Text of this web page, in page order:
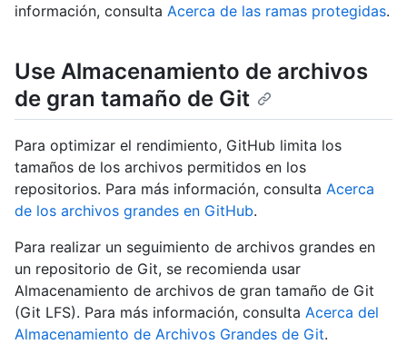
información, consulta Acerca de las ramas protegidas.
Use Almacenamiento de archivos
de gran tamaño de Git
Para optimizar el rendimiento, GitHub limita los
tamaños de los archivos permitidos en los
repositorios. Para más información, consulta Acerca
de los archivos grandes en GitHub.
Para realizar un seguimiento de archivos grandes en
un repositorio de Git, se recomienda usar
Almacenamiento de archivos de gran tamaño de Git
(Git LFS). Para más información, consulta Acerca del
Almacenamiento de Archivos Grandes de Git.